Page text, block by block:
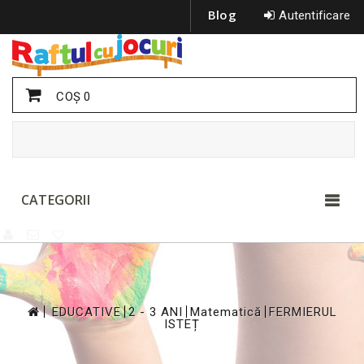
Autentificare
Blog
COŞ0
CATEGORII
>
EDUCATIVE
>
2 - 3 ANI
Matematică FERMIERUL
ISTEȚ